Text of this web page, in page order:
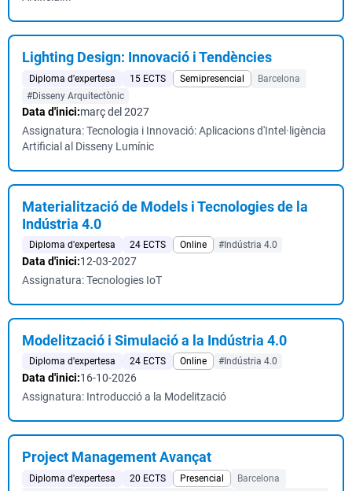
Lighting Design: Innovació i Tendències
Diploma d'expertesa 15 ECTS Semipresencial
Barcelona
#Disseny Arquitectònic
Data d'inici:març del 2027
Assignatura: Tecnologia i Innovació: Aplicacions d'Intel·ligència
Artificial al Disseny Lumínic
Materialització de Models i Tecnologies de la
Indústria 4.0
Diploma d'expertesa 24 ECTS Online #Indústria 4.0
Data d'inici:12-03-2027
Assignatura: Tecnologies IoT
Modelització i Simulació a la Indústria 4.0
Diploma d'expertesa 24 ECTS Online #Indústria 4.0
Data d'inici:16-10-2026
Assignatura: Introducció a la Modelització
Project Management Avançat
Diploma d'expertesa 20 ECTS Presencial
Barcelona